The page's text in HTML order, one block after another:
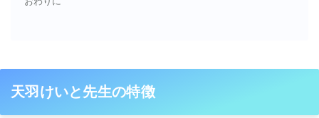
天羽けいと先生の特徴